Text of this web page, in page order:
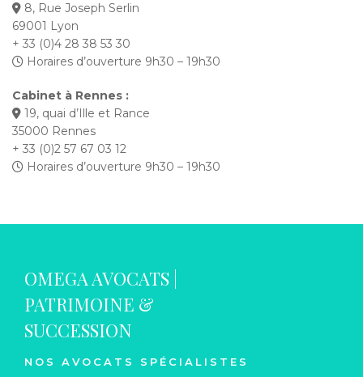
8, Rue Joseph Serlin
69001 Lyon
+ 33 (0)4 28 38 53 30
Horaires d’ouverture 9h30 – 19h30
Cabinet à Rennes :
19, quai d’Ille et Rance
35000 Rennes
+ 33 (0)2 57 67 03 12
Horaires d’ouverture 9h30 – 19h30
OMEGA AVOCATS |
PATRIMOINE &
SUCCESSION
NOS AVOCATS SPÉCIALISTES